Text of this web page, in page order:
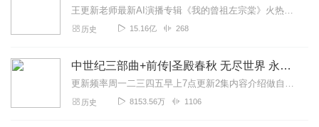
也可以和古人对话！大力支持呦！
2021-12-14
芊芊富富亮老师
一直对考古很好奇，光看标题，这课程应该可以带给我很全
新的认识吧！
王更新老师最新AI演播专辑《我的曾祖左宗棠》火热更新中！从曾孙视角看帝国脊梁左宗棠的B面人生！【大咖推荐】明月的写作不仅笔锋活泼幽默，而且加进了自己的感悟，这就...
历史 15.16亿 268
中世纪三部曲+前传|圣殿春秋 无尽世界 永恒火焰 暗夜与黎明|惠天言亮解读版
更新频率周一二三四五早上7点更新2集内容介绍做自己喜欢的事，直到世界为你改变。言亮、惠天，为你解读世界级畅销IP--肯·福莱特《中世纪三部曲》+前传《暗夜与...
历史 8153.56万 1106